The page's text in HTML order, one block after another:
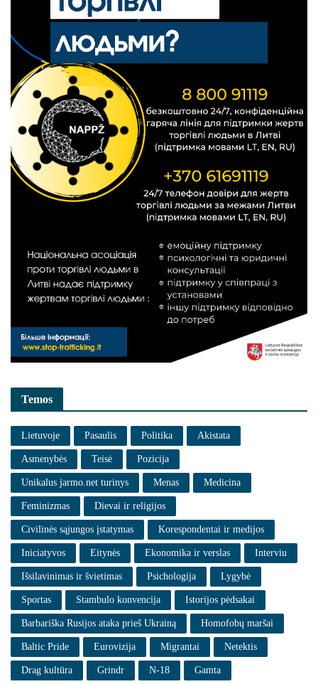
Temos
Lietuvoje Pasaulis Politika Akistata
Asmenybės Teisė Pozicija
Unikalus jarmo.net turinys Menas Medicina
Feminizmas Dievai ir religijos
Civilinės sąjungos įstatymas Korespondentai ir medijos
Iniciatyvos Eitynės Ekonomika ir verslas Interviu
Išsilavinimas ir švietimas Psichologija Lygybė
Sportas Stambulo konvencija Istorijos pėdsakai
Barbariška Rusijos ataka prieš Ukrainą Homofobų maršai
Baltic Pride Eurovizija Migrantai Netektis
Drag kultūra Grindr N-18 Gamta